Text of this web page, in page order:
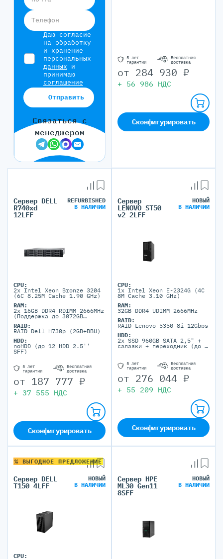
Телефон
Даю согласие
на обработку
и хранение
персональных
данных и
принимаю
соглашение
Отправить
Связаться с
менеджером
5 лет
гарантии
Бесплатная
доставка
от 284 930 ₽
+ 56 986 НДС
Сконфигурировать
Сервер DELL
R740xd
12LFF
REFURBISHED
В НАЛИЧИИ
CPU:
2x Intel Xeon Bronze 3204
(6C 8.25M Cache 1.90 GHz)
RAM:
2x 16GB DDR4 RDIMM 2666MHz
(Поддержка до 3072GB
портов)
RAID:
RAID Dell H730p (2GB+BBU)
HDD:
noHDD (до 12 HDD 2.5''
SFF)
5 лет
гарантии
Бесплатная
доставка
от 187 777 ₽
+ 37 555 НДС
Сконфигурировать
Сервер
LENOVO ST50
v2 2LFF
НОВЫЙ
В НАЛИЧИИ
CPU:
1x Intel Xeon E-2324G (4C
8M Cache 3.10 GHz)
RAM:
32GB DDR4 UDIMM 2666MHz
RAID:
RAID Lenovo 5350-8i 12Gbps
HDD:
2x SSD 960GB SAТА 2,5" +
салазки + переходник (до 2
5 лет
гарантии
Бесплатная
доставка
от 276 044 ₽
+ 55 209 НДС
Сконфигурировать
% ВЫГОДНОЕ ПРЕДЛОЖЕНИЕ
Сервер DELL
T150 4LFF
НОВЫЙ
В НАЛИЧИИ
CPU:
Сервер HPE
ML30 Gen11
8SFF
НОВЫЙ
В НАЛИЧИИ